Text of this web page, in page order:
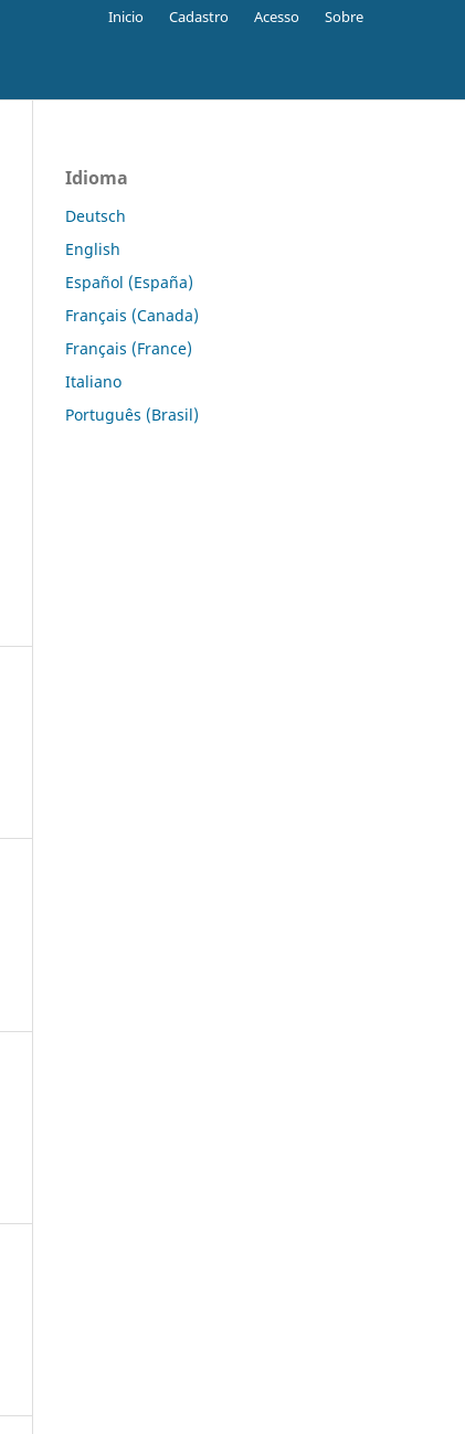
Inicio Cadastro Acesso Sobre
Idioma
Deutsch
English
Español (España)
Français (Canada)
Français (France)
Italiano
Português (Brasil)